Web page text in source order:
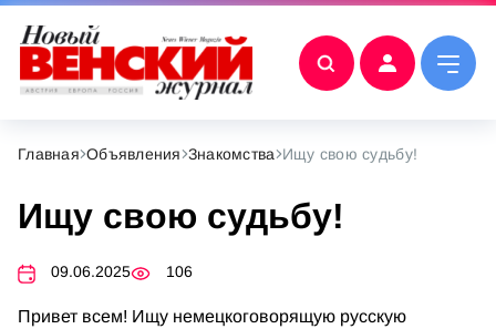
Главная Объявления Знакомства Ищу свою судьбу!
Ищу свою судьбу!
09.06.2025 106
Привет всем! Ищу немецкоговорящую русскую